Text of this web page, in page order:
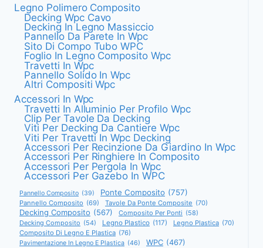
Legno Polimero Composito
Decking Wpc Cavo
Decking In Legno Massiccio
Pannello Da Parete In Wpc
Sito Di Compo Tubo WPC
Foglio In Legno Composito Wpc
Travetti In Wpc
Pannello Solido In Wpc
Altri Compositi Wpc
Accessori In Wpc
Travetti In Alluminio Per Profilo Wpc
Clip Per Tavole Da Decking
Viti Per Decking Da Cantiere Wpc
Viti Per Travetti In Wpc Decking
Accessori Per Recinzione Da Giardino In Wpc
Accessori Per Ringhiere In Composito
Accessori Per Pergola In Wpc
Accessori Per Gazebo In WPC
Pannello Composito (39) Ponte Composito (757)
Pannello Composito (69) Tavole Da Ponte Composite (70)
Decking Composito (567) Composito Per Ponti (58)
Decking Composito (54) Legno Plastico (117) Legno Plastica (70)
Composito Di Legno E Plastica (76)
Pavimentazione In Legno E Plastica (46) WPC (467)